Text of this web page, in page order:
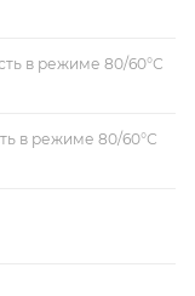
в режиме 80/60°С
в режиме 80/60°С